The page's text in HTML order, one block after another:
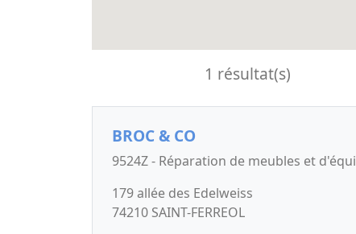
1 résultat(s)
BROC & CO
9524Z - Réparation de meubles et
179 allée des Edelweiss
74210 SAINT-FERREOL